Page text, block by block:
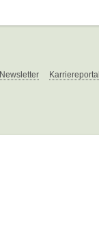
Newsletter Karriereportal